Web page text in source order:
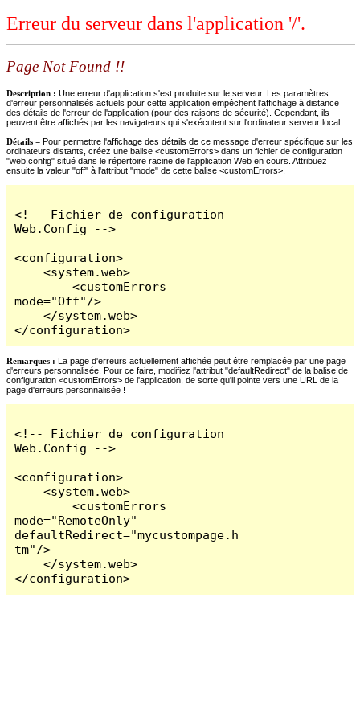
Erreur du serveur dans l'application '/'.
Page Not Found !!
Description : Une erreur d'application s'est produite sur le serveur. Les paramètres
d'erreur personnalisés actuels pour cette application empêchent l'affichage à distance
des détails de l'erreur de l'application (pour des raisons de sécurité). Cependant, ils
peuvent être affichés par les navigateurs qui s'exécutent sur l'ordinateur serveur local.
Détails = Pour permettre l'affichage des détails de ce message d'erreur spécifique sur les
ordinateurs distants, créez une balise <customErrors> dans un fichier de configuration
"web.config" situé dans le répertoire racine de l'application Web en cours. Attribuez
ensuite la valeur "off" à l'attribut "mode" de cette balise <customErrors>.
<!-- Fichier de configuration
Web.Config -->
<configuration>
    <system.web>
        <customErrors
mode="Off"/>
    </system.web>
</configuration>
Remarques : La page d'erreurs actuellement affichée peut être remplacée par une page
d'erreurs personnalisée. Pour ce faire, modifiez l'attribut "defaultRedirect" de la balise de
configuration <customErrors> de l'application, de sorte qu'il pointe vers une URL de la
page d'erreurs personnalisée !
<!-- Fichier de configuration
Web.Config -->
<configuration>
    <system.web>
        <customErrors
mode="RemoteOnly"
defaultRedirect="mycustompage.h
tm"/>
    </system.web>
</configuration>